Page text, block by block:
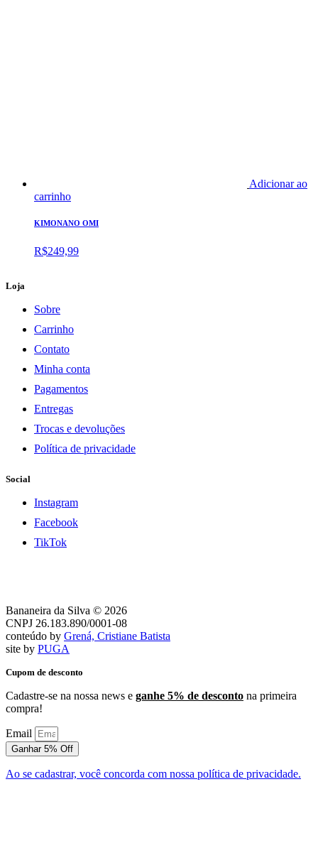
Adicionar ao
carrinho
KIMONANO OMI
R$249,99
Loja
Sobre
Carrinho
Contato
Minha conta
Pagamentos
Entregas
Trocas e devoluções
Política de privacidade
Social
Instagram
Facebook
TikTok
Bananeira da Silva © 2026
CNPJ 26.183.890/0001-08
conteúdo by Grená, Cristiane Batista
site by PUGA
Cupom de desconto
Cadastre-se na nossa news e ganhe 5% de desconto na primeira
compra!
Email
Ganhar 5% Off
Ao se cadastrar, você concorda com nossa política de privacidade.